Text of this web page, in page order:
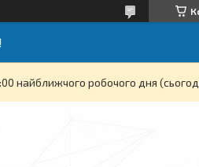
найближчого робочого дня